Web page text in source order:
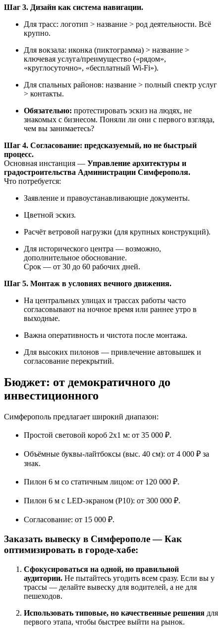
Шаг 3. Дизайн как система навигации.
Для трасс: логотип > название > род деятельности. Всё
крупно.
Для вокзала: иконка (пиктограмма) > название >
ключевая услуга/преимущество («рядом»,
«круглосуточно», «бесплатный Wi-Fi»).
Для спальных районов: название > полный спектр услуг
> контакты.
Обязательно: протестировать эскиз на людях, не
знакомых с бизнесом. Поняли ли они с первого взгляда,
чем вы занимаетесь?
Шаг 4. Согласование: предсказуемый, но не быстрый
процесс.
Основная инстанция — Управление архитектуры и
градостроительства Администрации Симферополя.
Что потребуется:
Заявление и правоустанавливающие документы.
Цветной эскиз.
Расчёт ветровой нагрузки (для крупных конструкций).
Для исторического центра — возможно,
дополнительное обоснование.
Срок — от 30 до 60 рабочих дней.
Шаг 5. Монтаж в условиях вечного движения.
На центральных улицах и трассах работы часто
согласовывают на ночное время или раннее утро в
выходные.
Важна оперативность и чистота после монтажа.
Для высоких пилонов — привлечение автовышек и
согласование перекрытий.
Бюджет: от демократичного до
инвестиционного
Симферополь предлагает широкий диапазон:
Простой световой короб 2х1 м: от 35 000 ₽.
Объёмные буквы-лайтбоксы (выс. 40 см): от 4 000 ₽ за
знак.
Пилон 6 м со статичным лицом: от 120 000 ₽.
Пилон 6 м с LED-экраном (P10): от 300 000 ₽.
Согласование: от 15 000 ₽.
Заказать вывеску в Симферополе — Как
оптимизировать в городе-хабе:
Сфокусироваться на одной, но правильной
аудитории. Не пытайтесь угодить всем сразу. Если вы у
трассы — делайте вывеску для водителей, а не для
пешеходов.
Использовать типовые, но качественные решения для
первого этапа, чтобы быстрее выйти на рынок.